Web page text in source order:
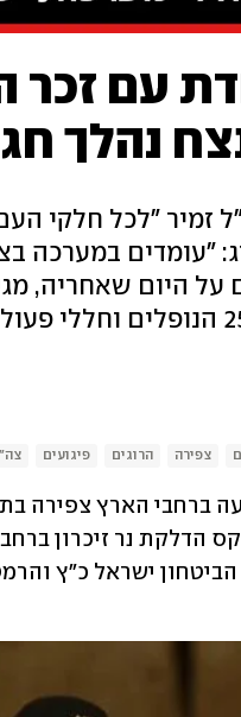
עם זכר
נהלך
זמיר "לכל חלקי
"עומדים במערכה
על היום שאחריה,
צפירה הרוגים פיגועים
ישראל כ"ץ